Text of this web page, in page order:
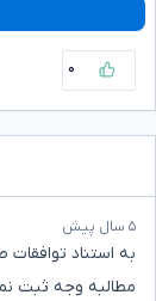
۰
۵ سال پیش
به استناد
مطالبه وجه ثبت